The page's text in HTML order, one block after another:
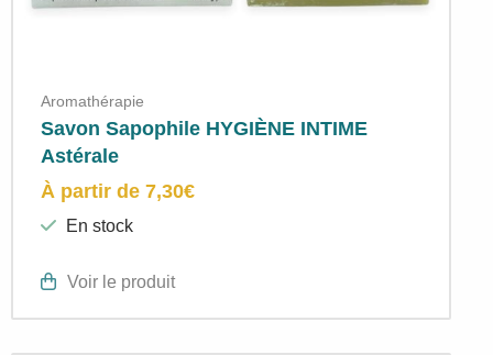
Aromathérapie
Savon Sapophile HYGIÈNE INTIME
Astérale
À partir de 7,30€
En stock
Voir le produit